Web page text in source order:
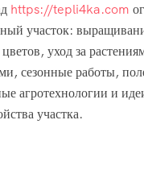
https://tepli4ka.com
участок:
уход за
сезонные работы,
агротехнологии и
участка.